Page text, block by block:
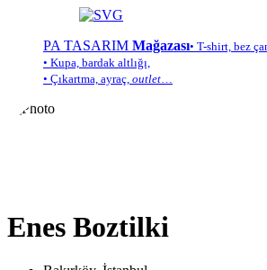
PA TASARIM Mağazası• T-shirt, bez
• Kupa, bardak altlığı,
• Çıkartma, ayraç, outlet…
Enes Boztilki